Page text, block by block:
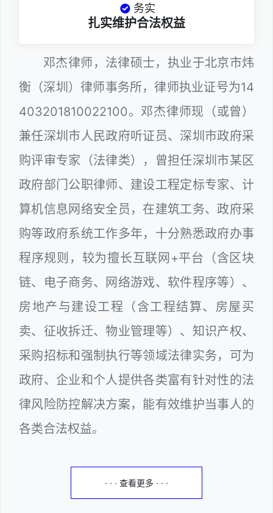
务实
扎实维护合法权益
邓杰律师，法律硕士，执业于北京市炜
衡（深圳）律师事务所，律师执业证号为14
403201810022100。邓杰律师现（或曾）
兼任深圳市人民政府听证员、深圳市政府采
购评审专家（法律类），曾担任深圳市某区
政府部门公职律师、建设工程定标专家、计
算机信息网络安全员，在建筑工务、政府采
购等政府系统工作多年，十分熟悉政府办事
程序规则，较为擅长互联网+平台（含区块
链、电子商务、网络游戏、软件程序等）、
房地产与建设工程（含工程结算、房屋买
卖、征收拆迁、物业管理等）、知识产权、
采购招标和强制执行等领域法律实务，可为
政府、企业和个人提供各类富有针对性的法
律风险防控解决方案，能有效维护当事人的
各类合法权益。
· · · 查看更多 · · ·